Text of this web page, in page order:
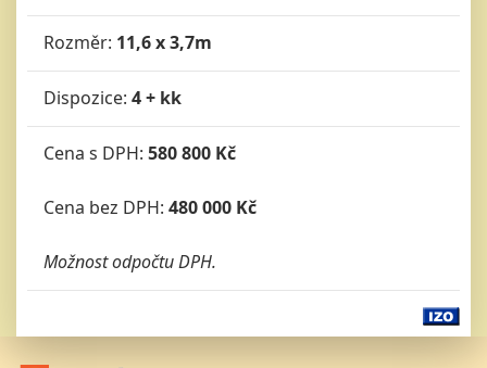
Rozměr: 11,6 x 3,7m
Dispozice: 4 + kk
Cena s DPH: 580 800 Kč
Cena bez DPH: 480 000 Kč
Možnost odpočtu DPH.